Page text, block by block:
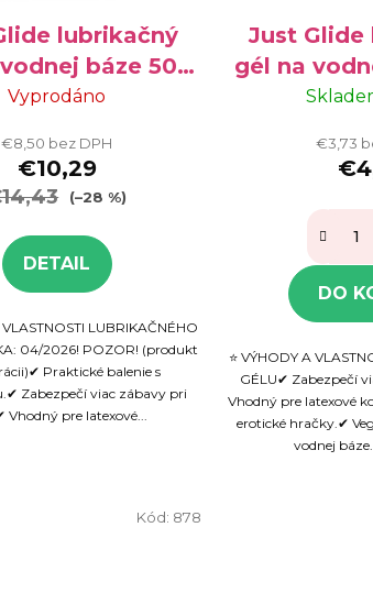
lubrikačný
báze 500
- VÝPREDAJ
Vyprodáno
€8,50 bez DPH
€10,29
(–28 %)
DETAIL
VLASTNOSTI LUBRIKAČNÉHO
04/2026! POZOR! (produkt
Praktické balenie s
Zabezpečí viac zábavy pri
Vhodný pre latexové...
Just Glide
gél na
€3,73
DO
⭐ VÝHODY A
GÉLU✔ Zabezpečí
Vhodný pre latexové
erotické hračky.✔
vodnej
Kód: 878